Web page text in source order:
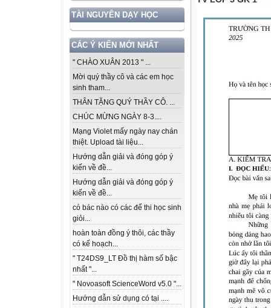
TÀI NGUYÊN DẠY HỌC
CÁC Ý KIẾN MỚI NHẤT
" CHÀO XUÂN 2013 " ...
Mời quý thầy cô và các em học
sinh tham...
THÂN TẶNG QUÝ THẦY CÔ. ...
CHÚC MỪNG NGÀY 8-3....
Mạng Violet mấy ngày nay chán
thiệt. Upload tài liệu...
Hướng dẫn giải và đóng góp ý
kiến về đề...
Hướng dẫn giải và đóng góp ý
kiến về đề...
có bác nào có các để thi học sinh
giỏi...
hoàn toàn đồng ý thôi, các thầy
có kế hoạch...
" T24DS9_LT Đồ thị hàm số bậc
nhất "...
" Novoasoft ScienceWord v5.0 "...
Hướng dẫn sử dụng có tại ....